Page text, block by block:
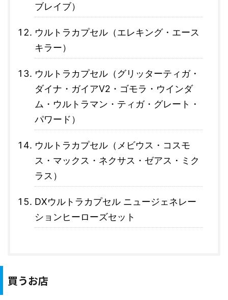
ブレイブ）
ウルトラカプセル（エレキング・エース
キラー）
ウルトラカプセル（グリッターティガ・
ダイナ・ガイアV2・ゴモラ・ウインダ
ム・ウルトラマン・ティガ・グレート・
パワード）
ウルトラカプセル（メビウス・コスモ
ス・マックス・ネクサス・ゼアス・ミク
ラス）
DXウルトラカプセル ニュージェネレー
ションヒーローズセット
買うお店